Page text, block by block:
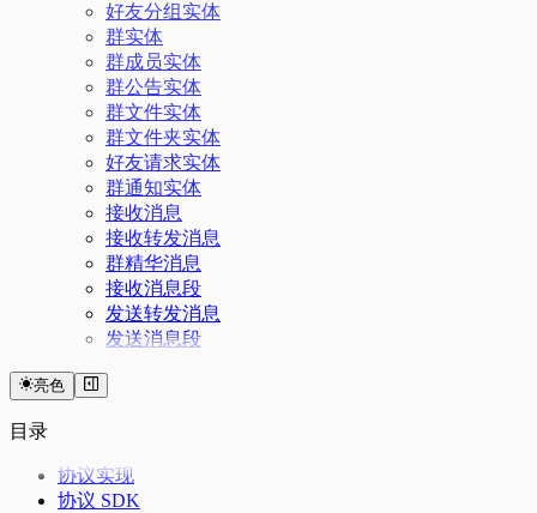
好友分组实体
群实体
群成员实体
群公告实体
群文件实体
群文件夹实体
好友请求实体
群通知实体
接收消息
接收转发消息
群精华消息
接收消息段
发送转发消息
发送消息段
亮色
目录
协议实现
协议 SDK